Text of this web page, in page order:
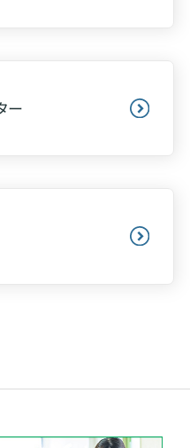
・５・６回目）接種に関する
ついて
ー